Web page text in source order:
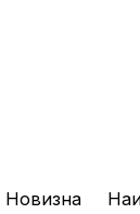
Новизна